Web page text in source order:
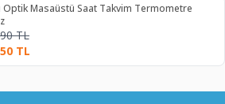
Optik Masaüstü Saat Takvim Termometre
TL
TL